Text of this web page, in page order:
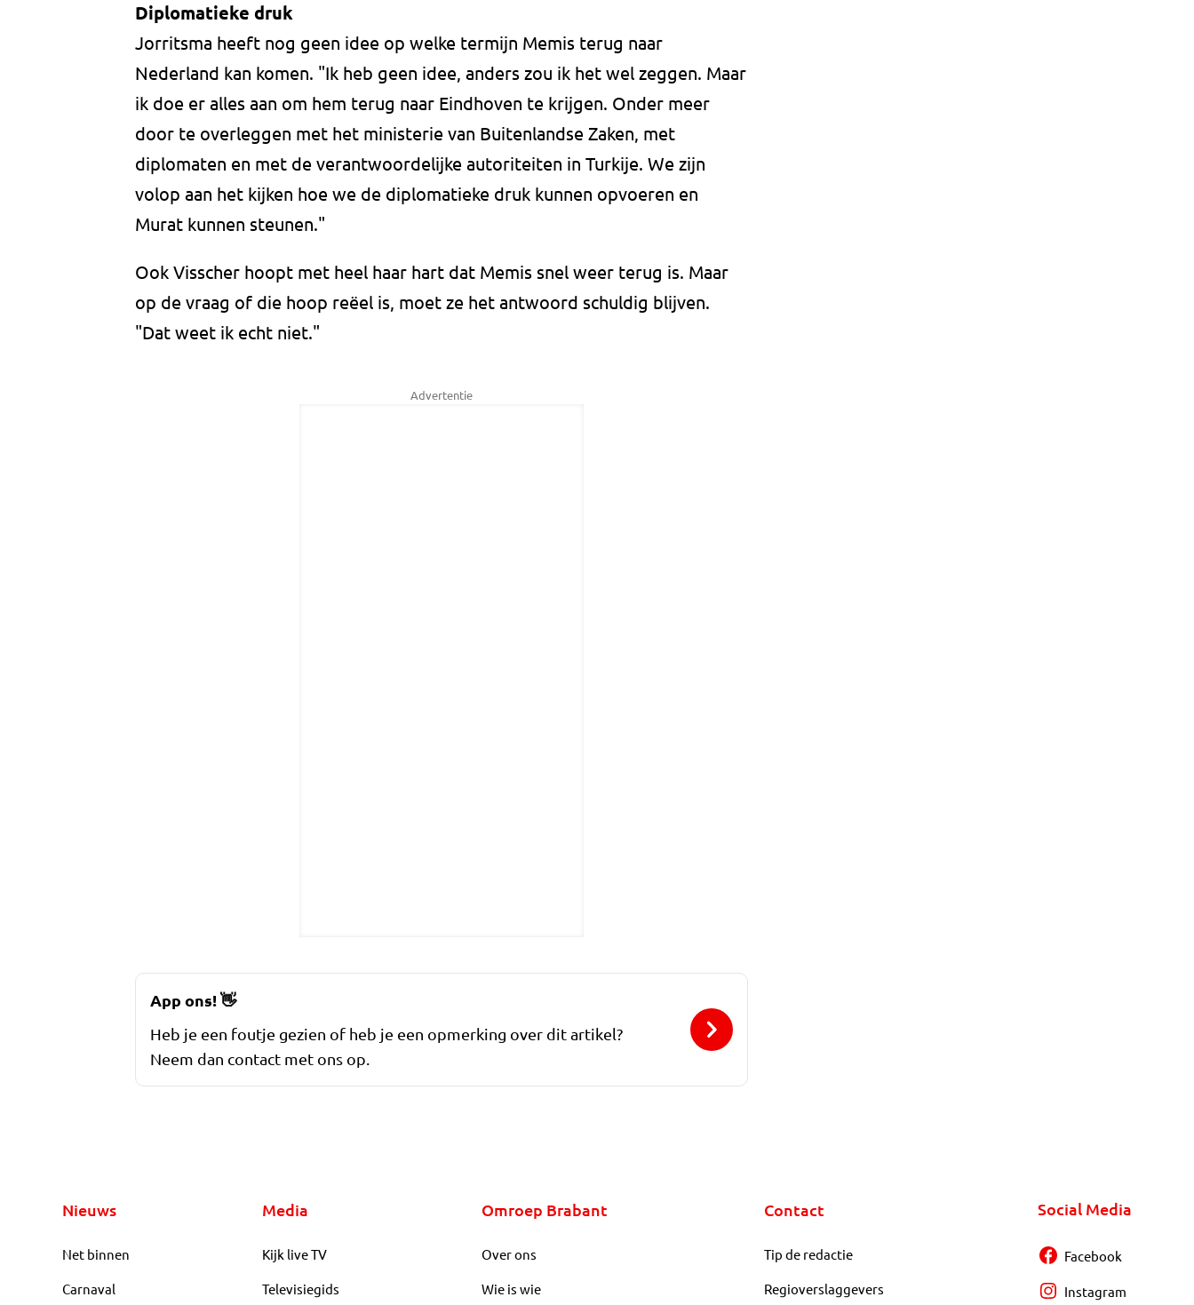
Diplomatieke druk
Jorritsma heeft nog geen idee op welke termijn Memis terug naar
Nederland kan komen. "Ik heb geen idee, anders zou ik het wel zeggen. Maar
ik doe er alles aan om hem terug naar Eindhoven te krijgen. Onder meer
door te overleggen met het ministerie van Buitenlandse Zaken, met
diplomaten en met de verantwoordelijke autoriteiten in Turkije. We zijn
volop aan het kijken hoe we de diplomatieke druk kunnen opvoeren en
Murat kunnen steunen."
Ook Visscher hoopt met heel haar hart dat Memis snel weer terug is. Maar
op de vraag of die hoop reëel is, moet ze het antwoord schuldig blijven.
"Dat weet ik echt niet."
Advertentie
App ons!👋
Heb je een foutje gezien of heb je een opmerking over dit artikel?
Neem dan contact met ons op.
Nieuws
Net binnen
Carnaval
Media
Kijk live TV
Televisiegids
Omroep Brabant
Over ons
Wie is wie
Contact
Tip de redactie
Regioverslaggevers
Social Media
Facebook
Instagram